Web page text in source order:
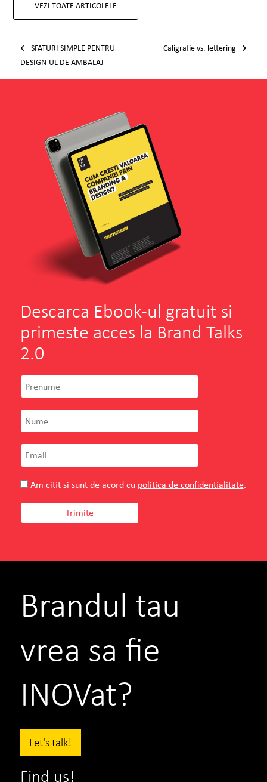
VEZI TOATE ARTICOLELE
SFATURI SIMPLE PENTRU
DESIGN-UL DE AMBALAJ
Caligrafie vs. lettering
Descarca Ebook-ul gratuit si
primeste acces la Brand Talks
2.0
Am citit si sunt de acord cu politica de confidentialitate.
Brandul tau
vrea sa fie
INOVat?
Let's talk!
Find us!